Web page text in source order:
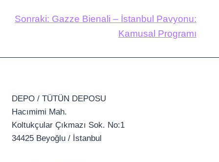
Sonraki: Gazze Bienali – İstanbul Pavyonu:
Kamusal Programı
DEPO / TÜTÜN DEPOSU
Hacımimi Mah.
Koltukçular Çıkmazı Sok. No:1
34425 Beyoğlu / İstanbul